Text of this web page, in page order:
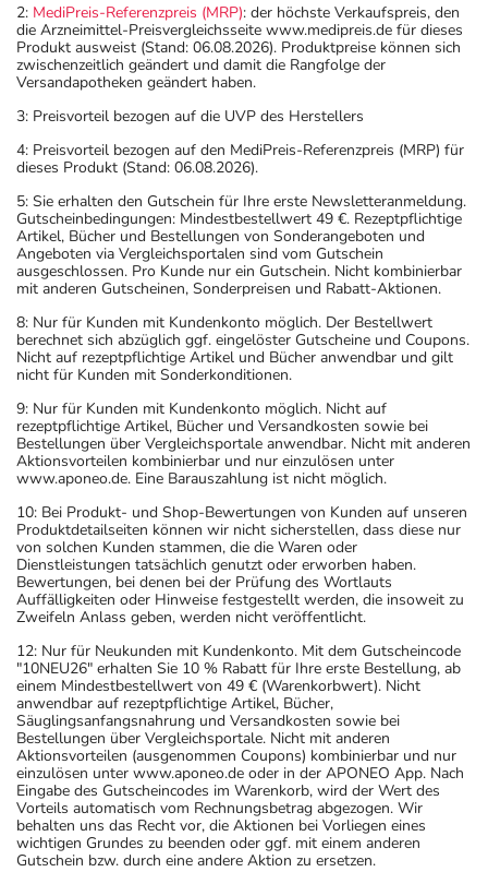
2: MediPreis-Referenzpreis (MRP): der höchste Verkaufspreis, den
die Arzneimittel-Preisvergleichsseite www.medipreis.de für dieses
Produkt ausweist (Stand: 06.08.2026). Produktpreise können sich
zwischenzeitlich geändert und damit die Rangfolge der
Versandapotheken geändert haben.
3: Preisvorteil bezogen auf die UVP des Herstellers
4: Preisvorteil bezogen auf den MediPreis-Referenzpreis (MRP) für
dieses Produkt (Stand: 06.08.2026).
5: Sie erhalten den Gutschein für Ihre erste Newsletteranmeldung.
Gutscheinbedingungen: Mindestbestellwert 49 €. Rezeptpflichtige
Artikel, Bücher und Bestellungen von Sonderangeboten und
Angeboten via Vergleichsportalen sind vom Gutschein
ausgeschlossen. Pro Kunde nur ein Gutschein. Nicht kombinierbar
mit anderen Gutscheinen, Sonderpreisen und Rabatt-Aktionen.
8: Nur für Kunden mit Kundenkonto möglich. Der Bestellwert
berechnet sich abzüglich ggf. eingelöster Gutscheine und Coupons.
Nicht auf rezeptpflichtige Artikel und Bücher anwendbar und gilt
nicht für Kunden mit Sonderkonditionen.
9: Nur für Kunden mit Kundenkonto möglich. Nicht auf
rezeptpflichtige Artikel, Bücher und Versandkosten sowie bei
Bestellungen über Vergleichsportale anwendbar. Nicht mit anderen
Aktionsvorteilen kombinierbar und nur einzulösen unter
www.aponeo.de. Eine Barauszahlung ist nicht möglich.
10: Bei Produkt- und Shop-Bewertungen von Kunden auf unseren
Produktdetailseiten können wir nicht sicherstellen, dass diese nur
von solchen Kunden stammen, die die Waren oder
Dienstleistungen tatsächlich genutzt oder erworben haben.
Bewertungen, bei denen bei der Prüfung des Wortlauts
Auffälligkeiten oder Hinweise festgestellt werden, die insoweit zu
Zweifeln Anlass geben, werden nicht veröffentlicht.
12: Nur für Neukunden mit Kundenkonto. Mit dem Gutscheincode
"10NEU26" erhalten Sie 10 % Rabatt für Ihre erste Bestellung, ab
einem Mindestbestellwert von 49 € (Warenkorbwert). Nicht
anwendbar auf rezeptpflichtige Artikel, Bücher,
Säuglingsanfangsnahrung und Versandkosten sowie bei
Bestellungen über Vergleichsportale. Nicht mit anderen
Aktionsvorteilen (ausgenommen Coupons) kombinierbar und nur
einzulösen unter www.aponeo.de oder in der APONEO App. Nach
Eingabe des Gutscheincodes im Warenkorb, wird der Wert des
Vorteils automatisch vom Rechnungsbetrag abgezogen. Wir
behalten uns das Recht vor, die Aktionen bei Vorliegen eines
wichtigen Grundes zu beenden oder ggf. mit einem anderen
Gutschein bzw. durch eine andere Aktion zu ersetzen.